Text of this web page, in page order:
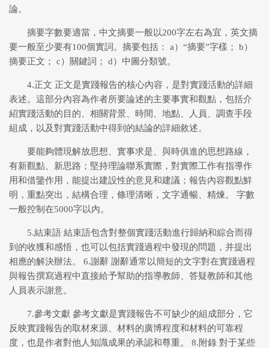
論。
摘要字數要適當，中文摘要一般以200字左右為宜，英文摘
要一般至少要有100個實詞。摘要包括： a）“摘要”字樣； b）
摘要正文； c）關鍵詞； d）中圖分類號。
4.正文 正文是實踐報告的核心內容，是對實踐活動的詳細
表述。這部分內容為作者所要論述的主要事實和觀點，包括介
紹實踐活動的目的、相關背景、時間、地點、人員、調查手段
組成，以及對實踐活動中得到的結論的詳細敘述。
要能夠體現解放思想、實事求是、與時俱進的思想路線，
有新觀點、新思路；堅持理論聯系實際，對實際工作有指導作
用和借鑒作用，能提出建設性的意見和建議；報告內容觀點鮮
明，重點突出，結構合理，條理清晰，文字通暢、精煉。 字數
一般控制在5000字以內。
5.結束語 結束語包含對整個實踐活動進行歸納和綜合而得
到的收獲和感悟，也可以包括實踐過程中發現的問題，并提出
相應的解決辦法。 6.謝辭 謝辭通常以簡短的文字對在實踐過程
與報告撰寫過程中直接給予幫助的指導教師、答疑教師和其他
人員表示謝意。
7.參考文獻 參考文獻是實踐報告不可缺少的組成部分，它
反映實踐報告的取材來源、材料的廣博程度和材料的可靠程
度，也是作者對他人知識成果的承認和尊重。 8.附錄 對于某些